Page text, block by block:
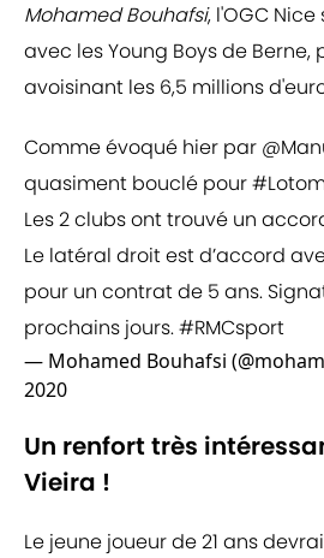
Mohamed Bouhafsi, l'OGC
avec les Young Boys de
avoisinant les 6,5 millions
Comme évoqué hier par
quasiment bouclé pour
Les 2 clubs ont trouvé un
Le latéral droit est d’accord
pour un contrat de 5 ans.
prochains jours.#RMCsport
— Mohamed Bouhafsi
2020
Un renfort très
Vieira !
Le jeune joueur de 21 ans